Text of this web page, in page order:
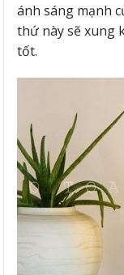
ánh sáng mạnh
thứ này sẽ xung
tốt.